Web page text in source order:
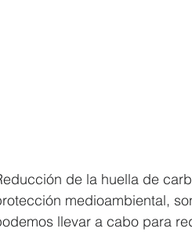
de la huella de
medioambiental,
llevar a cabo para